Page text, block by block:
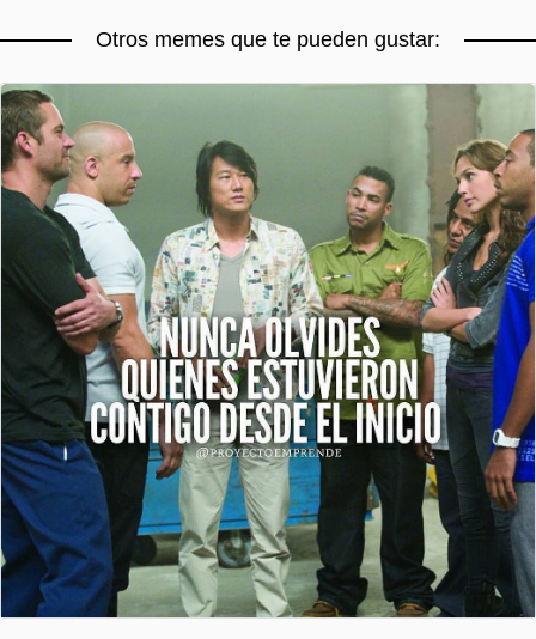
Otros memes que te pueden gustar: